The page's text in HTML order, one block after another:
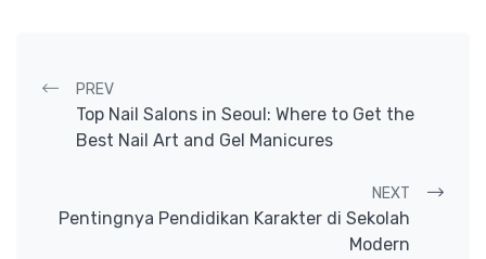
Post navigation
PREV
Top Nail Salons in Seoul: Where to Get the
Best Nail Art and Gel Manicures
NEXT
Pentingnya Pendidikan Karakter di Sekolah
Modern